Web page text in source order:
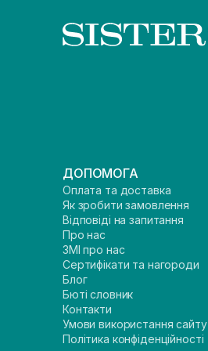
ДОПОМОГА
Оплата та доставка
Як зробити замовлення
Відповіді на запитання
Про нас
ЗМІ про нас
Сертифікати та нагороди
Блог
Бюті словник
Контакти
Умови використання сайту
Політика конфіденційності